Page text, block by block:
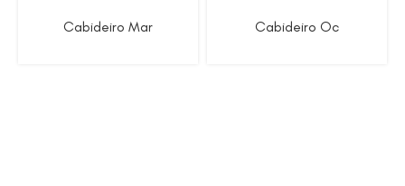
Cabideiro Mar Cabideiro Oc